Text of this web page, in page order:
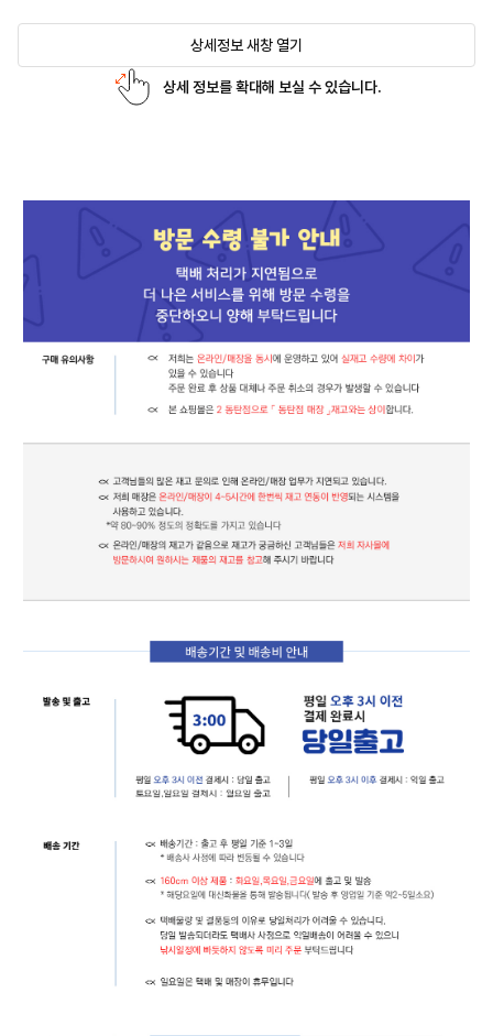
상세정보 새창 열기
상세 정보를 확대해 보실 수 있습니다.